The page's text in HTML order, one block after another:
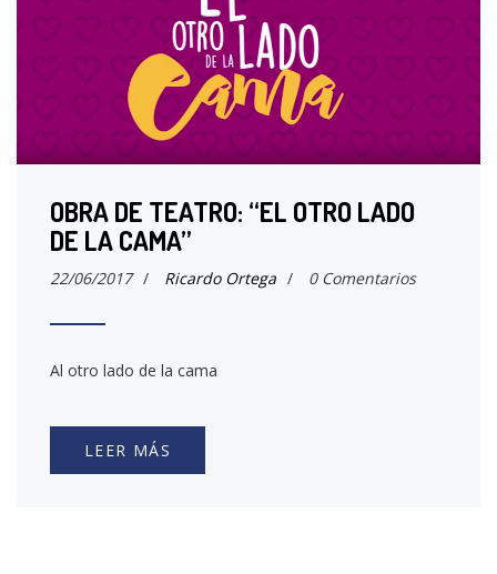
OBRA DE TEATRO: “EL OTRO LADO
DE LA CAMA”
22/06/2017 / Ricardo Ortega / 0 Comentarios
Al otro lado de la cama
LEER MÁS